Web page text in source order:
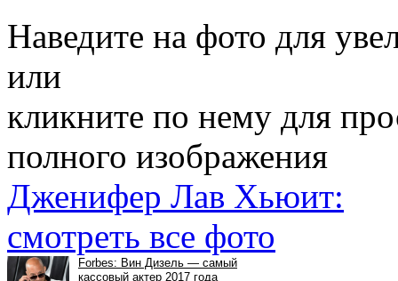
Наведите на фото для
или
кликните по нему для
полного изображения
Дженифер Лав Хьюит:
смотреть все фото